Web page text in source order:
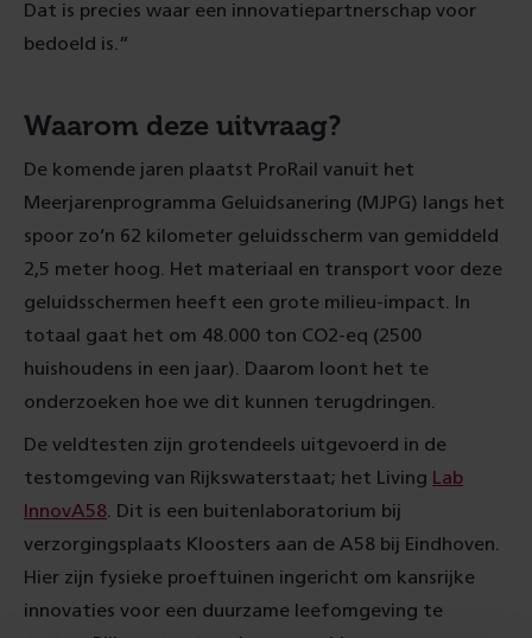
Dat is precies waar een innovatiepartnerschap voor
bedoeld is.”
Waarom deze uitvraag?
De komende jaren plaatst ProRail vanuit het
Meerjarenprogramma Geluidsanering (MJPG) langs het
spoor zo’n 62 kilometer geluidsscherm van gemiddeld
2,5 meter hoog. Het materiaal en transport voor deze
geluidsschermen heeft een grote milieu-impact. In
totaal gaat het om 48.000 ton CO2-eq (2500
huishoudens in een jaar). Daarom loont het te
onderzoeken hoe we dit kunnen terugdringen.
De veldtesten zijn grotendeels uitgevoerd in de
testomgeving van Rijkswaterstaat; het Living
Lab
InnovA58 . Dit is een buitenlaboratorium bij
verzorgingsplaats Kloosters aan de A58 bij Eindhoven.
Hier zijn fysieke proeftuinen ingericht om kansrijke
innovaties voor een duurzame leefomgeving te